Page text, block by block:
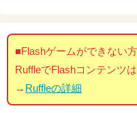
■Flashゲームができない
RuffleでFlashコンテンツ
→ Ruffleの詳細